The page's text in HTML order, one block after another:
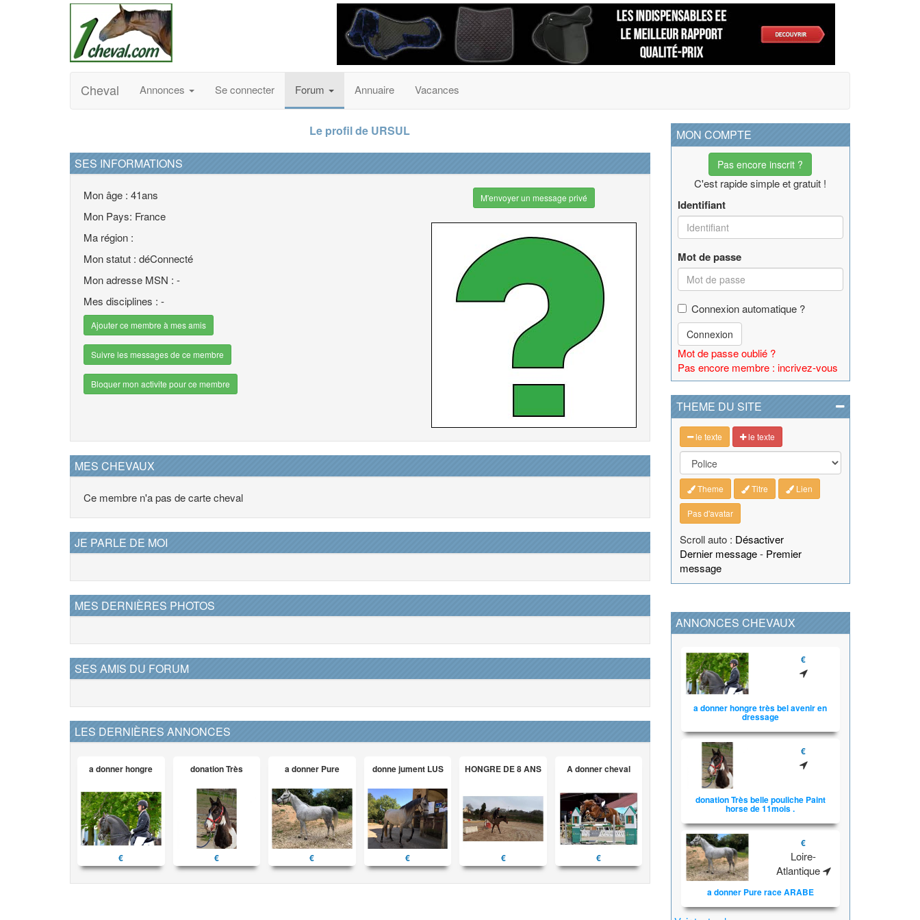
Cheval Annonces Se connecter Forum Annuaire Vacances
Le profil de URSUL
SES INFORMATIONS
Mon âge : 41ans
Mon Pays: France
Ma région :
Mon statut : déConnecté
Mon adresse MSN : -
Mes disciplines : -
Ajouter ce membre à mes amis
Suivre les messages de ce membre
Bloquer mon activite pour ce membre
M'envoyer un message privé
MES CHEVAUX
Ce membre n'a pas de carte cheval
JE PARLE DE MOI
MES DERNIÈRES PHOTOS
SES AMIS DU FORUM
LES DERNIÈRES ANNONCES
a donner hongre
€
donation Très
€
a donner Pure
€
donne jument LUS
€
HONGRE DE 8 ANS
€
A donner cheval
€
MON COMPTE
Pas encore inscrit ?
C'est rapide simple et gratuit !
Identifiant
Mot de passe
Connexion automatique ?
Connexion
Mot de passe oublié ?
Pas encore membre : incrivez-vous
THEME DU SITE
le texte le texte
Theme Titre Lien
Pas d'avatar
Scroll auto : Désactiver
Dernier message- Premier
message
ANNONCES CHEVAUX
€
a donner hongre très bel avenir en
dressage
€
donation Très belle pouliche Paint
horse de 11mois .
€
Loire-
Atlantique
a donner Pure race ARABE